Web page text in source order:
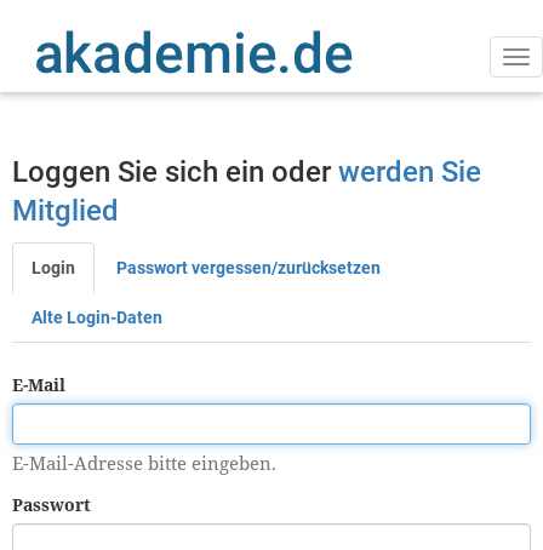
Inhalt
Loggen Sie sich ein oder werden Sie
Mitglied
Primäre
Reiter
Login Passwort vergessen/zurücksetzen
Alte Login-Daten
E-Mail
E-Mail-Adresse bitte eingeben.
Passwort